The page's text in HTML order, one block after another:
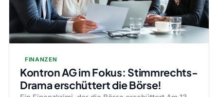
FINANZEN
Kontron AG im Fokus: Stimmrechts-
Drama erschüttert die Börse!